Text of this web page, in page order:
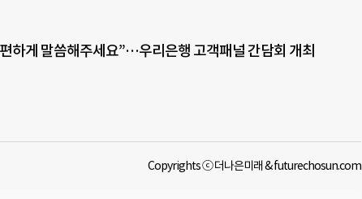
하게 말씀해주세요”…우리은행 고객패널 간담회 개최
Copyrights ⓒ 더나은미래 & futurechosun.com